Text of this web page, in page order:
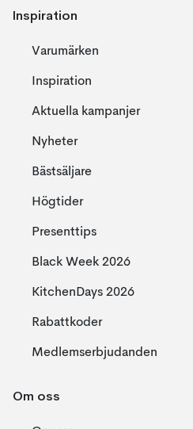
Inspiration
Varumärken
Inspiration
Aktuella kampanjer
Nyheter
Bästsäljare
Högtider
Presenttips
Black Week 2026
KitchenDays 2026
Rabattkoder
Medlemserbjudanden
Om oss